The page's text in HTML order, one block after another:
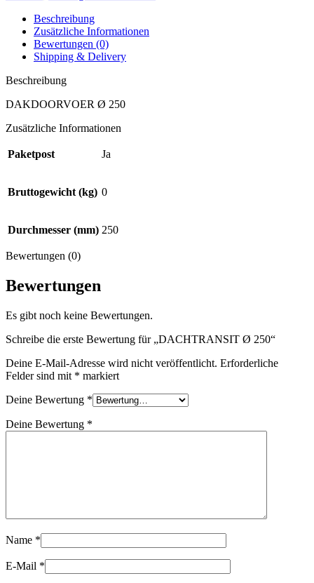
Beschreibung
Zusätzliche Informationen
Bewertungen (0)
Shipping & Delivery
Beschreibung
DAKDOORVOER Ø 250
Zusätzliche Informationen
Paketpost Ja
Bruttogewicht (kg) 0
Durchmesser (mm) 250
Bewertungen (0)
Bewertungen
Es gibt noch keine Bewertungen.
Schreibe die erste Bewertung für „DACHTRANSIT Ø 250“
Deine E-Mail-Adresse wird nicht veröffentlicht. Erforderliche
Felder sind mit * markiert
Deine Bewertung *
Deine Bewertung *
Name *
E-Mail *